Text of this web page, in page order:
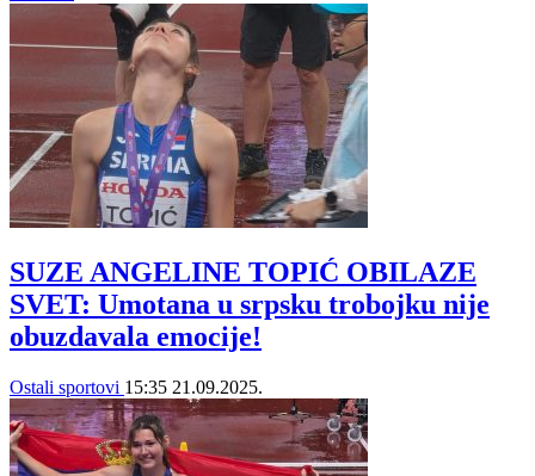
SUZE ANGELINE TOPIĆ OBILAZE
SVET: Umotana u srpsku trobojku nije
obuzdavala emocije!
Ostali sportovi 15:35 21.09.2025.